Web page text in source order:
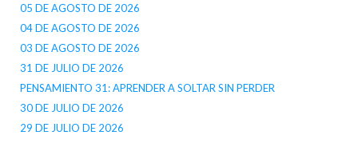
05 DE AGOSTO DE 2026
04 DE AGOSTO DE 2026
03 DE AGOSTO DE 2026
31 DE JULIO DE 2026
PENSAMIENTO 31: APRENDER A SOLTAR SIN PERDER
30 DE JULIO DE 2026
29 DE JULIO DE 2026